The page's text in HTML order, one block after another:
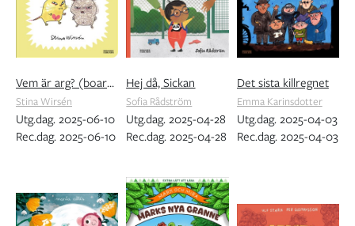
Vem är arg? (boardbook)
Stina Wirsén
Utg.dag. 2025-06-10
Rec.dag. 2025-06-10
Hej då, Sickan
Sofia Rådström
Utg.dag. 2025-04-28
Rec.dag. 2025-04-28
Det sista killregnet
Emma Karinsdotter
Utg.dag. 2025-04-03
Rec.dag. 2025-04-03